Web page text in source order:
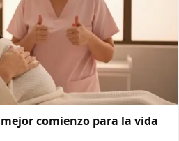
comienzo para la vida